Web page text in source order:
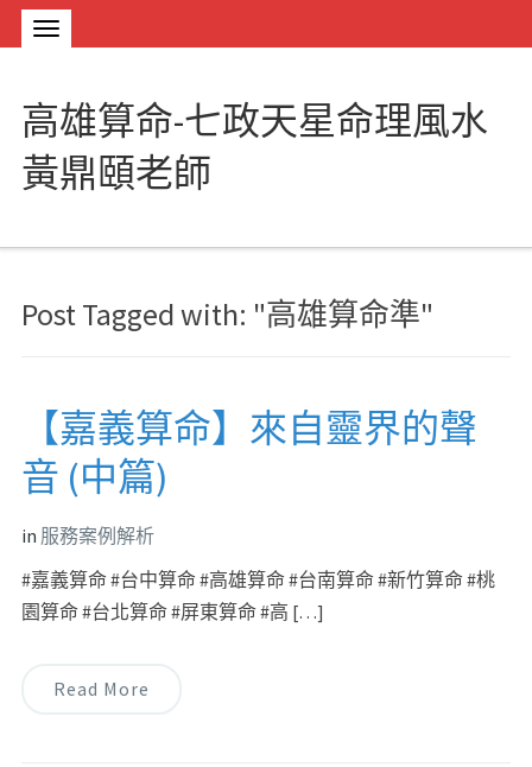
高雄算命-七政天星命理風水
黃鼎頤老師
Post Tagged with: "高雄算命準"
【嘉義算命】來自靈界的聲
音 (中篇)
in 服務案例解析
#嘉義算命 #台中算命 #高雄算命 #台南算命 #新竹算命 #桃
園算命 #台北算命 #屏東算命 #高 […]
Read More